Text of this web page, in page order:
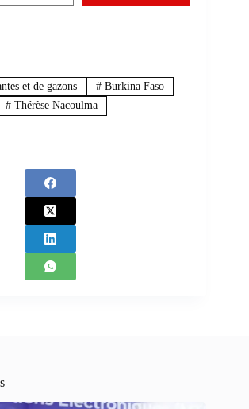
et de gazons #Burkina Faso
#Thérèse Nacoulma